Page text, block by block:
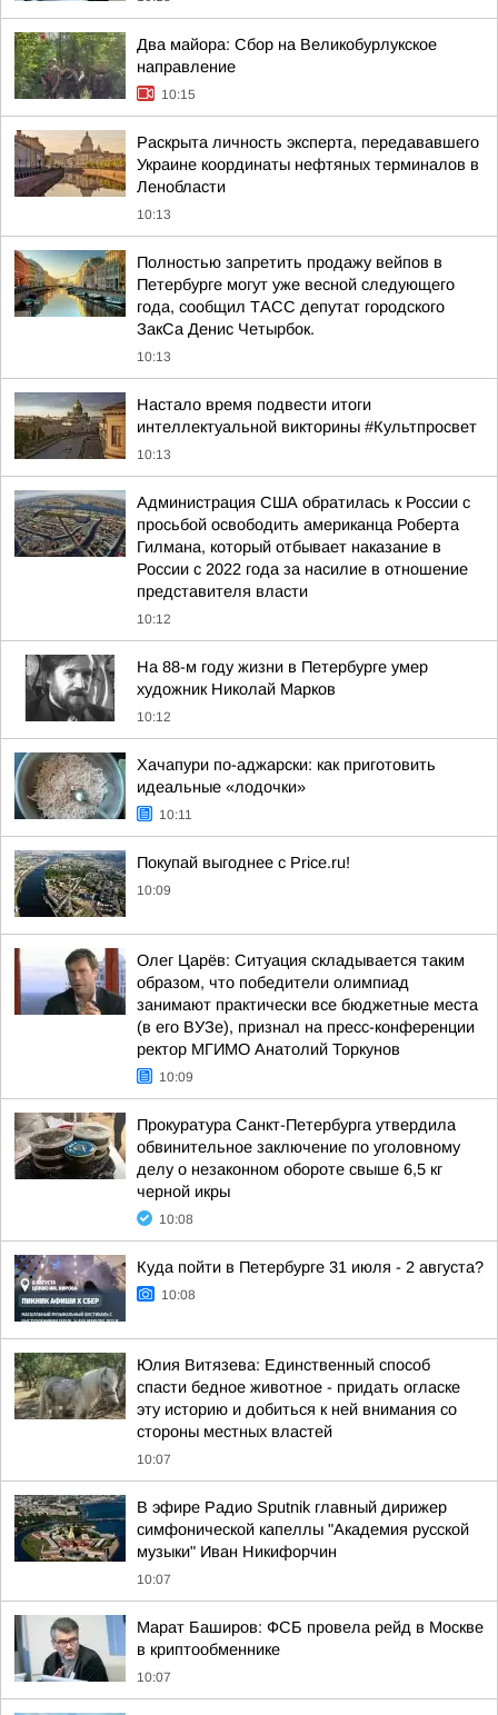
Два майора: Сбор на Великобурлукское
направление
10:15
Раскрыта личность эксперта, передававшего
Украине координаты нефтяных терминалов в
Ленобласти
10:13
Полностью запретить продажу вейпов в
Петербурге могут уже весной следующего
года, сообщил ТАСС депутат городского
ЗакСа Денис Четырбок.
10:13
Настало время подвести итоги
интеллектуальной викторины #Культпросвет
10:13
Администрация США обратилась к России с
просьбой освободить американца Роберта
Гилмана, который отбывает наказание в
России с 2022 года за насилие в отношение
представителя власти
10:12
На 88-м году жизни в Петербурге умер
художник Николай Марков
10:12
Хачапури по-аджарски: как приготовить
идеальные «лодочки»
10:11
Покупай выгоднее с Price.ru!
10:09
Олег Царёв: Ситуация складывается таким
образом, что победители олимпиад
занимают практически все бюджетные места
(в его ВУЗе), признал на пресс-конференции
ректор МГИМО Анатолий Торкунов
10:09
Прокуратура Санкт-Петербурга утвердила
обвинительное заключение по уголовному
делу о незаконном обороте свыше 6,5 кг
черной икры
10:08
Куда пойти в Петербурге 31 июля - 2 августа?
10:08
Юлия Витязева: Единственный способ
спасти бедное животное - придать огласке
эту историю и добиться к ней внимания со
стороны местных властей
10:07
В эфире Радио Sputnik главный дирижер
симфонической капеллы "Академия русской
музыки" Иван Никифорчин
10:07
Марат Баширов: ФСБ провела рейд в Москве
в криптообменнике
10:07